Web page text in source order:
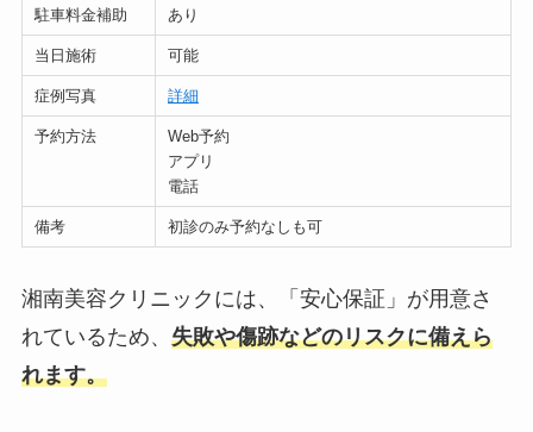
駐車料金補助 あり
当日施術 可能
症例写真 詳細
予約方法
Web予約
アプリ
電話
備考 初診のみ予約なしも可
湘南美容クリニックには、「安心保証」が用意さ
れているため、 失敗や傷跡などのリスクに備えら
れます。